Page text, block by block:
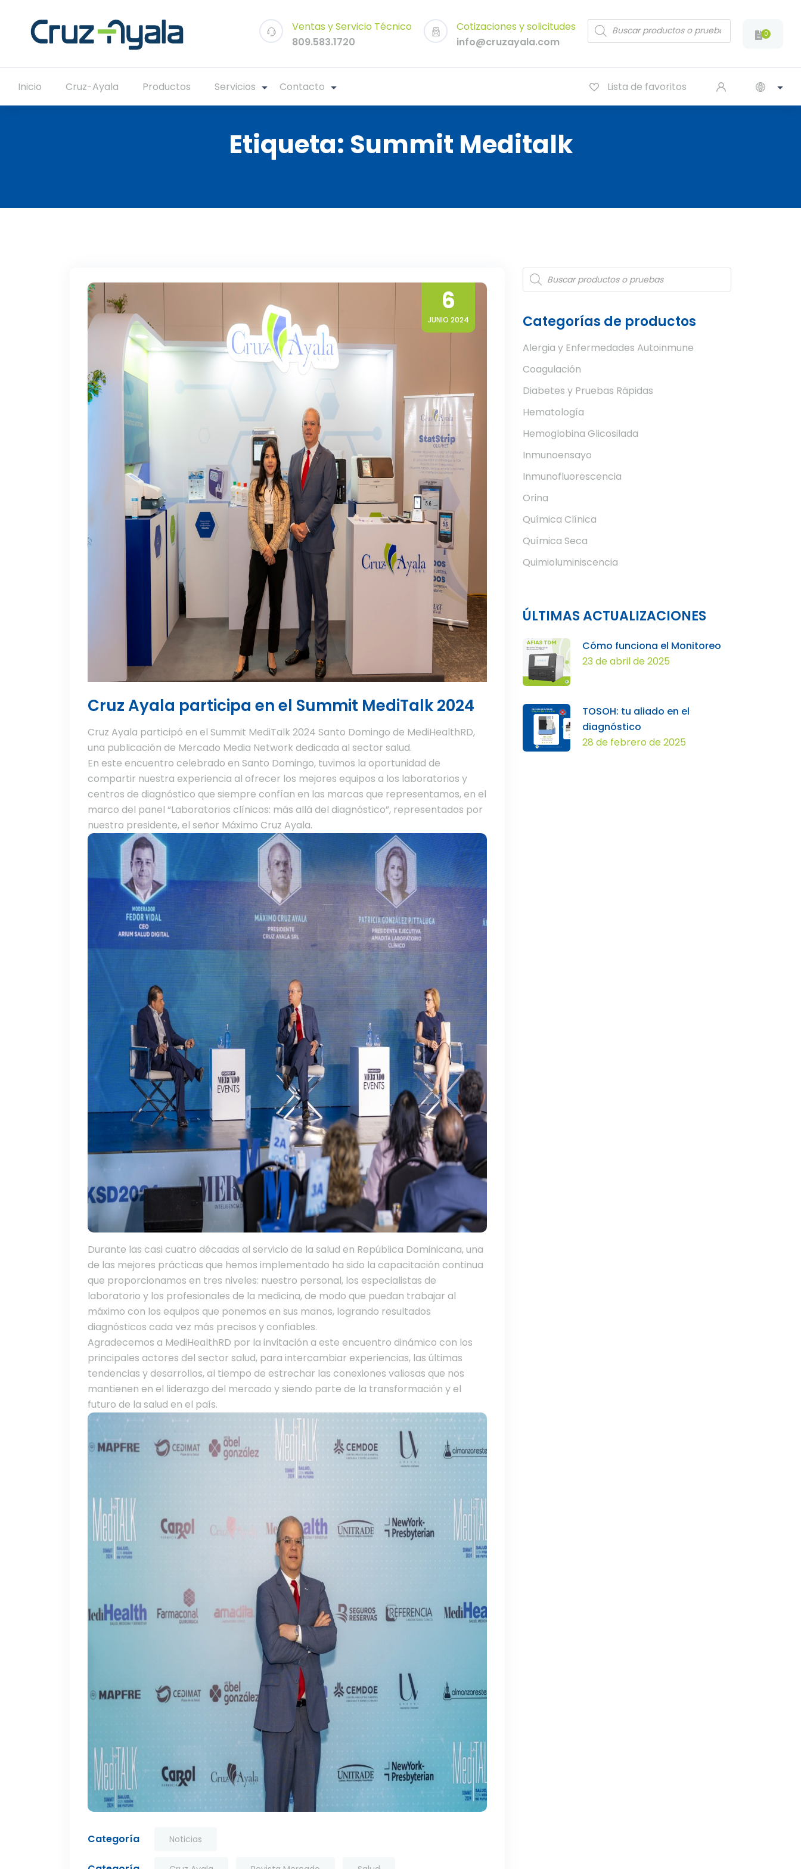
Ventas y Servicio Técnico
809.583.1720
Cotizaciones y solicitudes
info@cruzayala.com
Products
search 0
Inicio Cruz-Ayala Productos Servicios Contacto Lista de favoritos
Etiqueta: Summit Meditalk
6
JUNIO 2024
Cruz Ayala participa en el Summit MediTalk 2024
Cruz Ayala participó en el Summit MediTalk 2024 Santo Domingo de MediHealthRD,
una publicación de Mercado Media Network dedicada al sector salud.
En este encuentro celebrado en Santo Domingo, tuvimos la oportunidad de
compartir nuestra experiencia al ofrecer los mejores equipos a los laboratorios y
centros de diagnóstico que siempre confían en las marcas que representamos, en el
marco del panel “Laboratorios clínicos: más allá del diagnóstico”, representados por
nuestro presidente, el señor Máximo Cruz Ayala.
Durante las casi cuatro décadas al servicio de la salud en República Dominicana, una
de las mejores prácticas que hemos implementado ha sido la capacitación continua
que proporcionamos en tres niveles: nuestro personal, los especialistas de
laboratorio y los profesionales de la medicina, de modo que puedan trabajar al
máximo con los equipos que ponemos en sus manos, logrando resultados
diagnósticos cada vez más precisos y confiables.
Agradecemos a MediHealthRD por la invitación a este encuentro dinámico con los
principales actores del sector salud, para intercambiar experiencias, las últimas
tendencias y desarrollos, al tiempo de estrechar las conexiones valiosas que nos
mantienen en el liderazgo del mercado y siendo parte de la transformación y el
futuro de la salud en el país.
Categoría Noticias
Products
search
Categorías de productos
Alergia y Enfermedades Autoinmune
Coagulación
Diabetes y Pruebas Rápidas
Hematología
Hemoglobina Glicosilada
Inmunoensayo
Inmunofluorescencia
Orina
Química Clínica
Química Seca
Quimioluminiscencia
ÚLTIMAS ACTUALIZACIONES
Cómo funciona el Monitoreo
23 de abril de 2025
TOSOH: tu aliado en el
diagnóstico
28 de febrero de 2025